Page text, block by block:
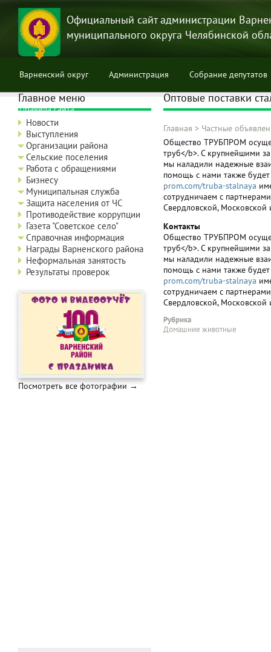
Перейти
основному
содержанию
Официальный сайт администрации
муниципального округа Челябинской
Варненский округ Администрация Собрание депутатов
Правила сайта
Оптовые поставки
Строка
навигации
Главная > Частные
Общество ТРУБПРОМ
труб</b>. С крупнейшими
мы наладили надежные
помощь с нами также
prom.com/truba-stalnaya
сотрудничаем с
Свердловской, Московской
Контакты
Общество ТРУБПРОМ
труб</b>. С крупнейшими
мы наладили надежные
помощь с нами также
prom.com/truba-stalnaya
сотрудничаем с
Свердловской, Московской
Рубрика
Домашние животные
Главное меню
Новости
Выступления
Организации района
Сельские поселения
Работа с обращениями
Бизнесу
Муниципальная служба
Защита населения от ЧС
Противодействие коррупции
Газета "Советское село"
Справочная информация
Награды Варненского района
Неформальная занятость
Результаты проверок
Посмотреть все фотографии →